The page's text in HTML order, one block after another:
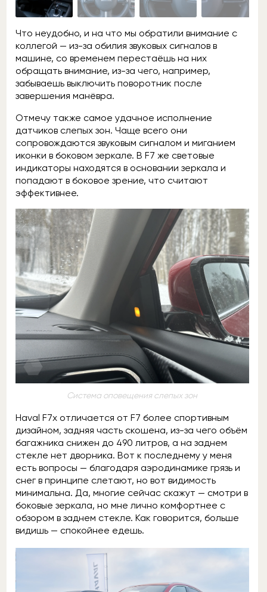
Что неудобно, и на что мы обратили внимание с
коллегой — из-за обилия звуковых сигналов в
машине, со временем перестаёшь на них
обращать внимание, из-за чего, например,
забываешь выключить поворотник после
завершения манёвра.
Отмечу также самое удачное исполнение
датчиков слепых зон. Чаще всего они
сопровождаются звуковым сигналом и миганием
иконки в боковом зеркале. В F7 же световые
индикаторы находятся в основании зеркала и
попадают в боковое зрение, что считают
эффективнее.
Система оповещения слепых зон
Haval F7x отличается от F7 более спортивным
дизайном, задняя часть скошена, из-за чего объём
багажника снижен до 490 литров, а на заднем
стекле нет дворника. Вот к последнему у меня
есть вопросы — благодаря аэродинамике грязь и
снег в принципе слетают, но вот видимость
минимальна. Да, многие сейчас скажут — смотри в
боковые зеркала, но мне лично комфортнее с
обзором в заднем стекле. Как говорится, больше
видишь — спокойнее едешь.